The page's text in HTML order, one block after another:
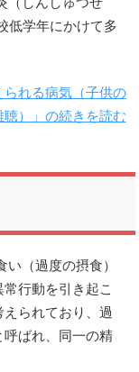
（しんしゅつせ
学年にかけて多
られる病気（子供の
聴）」の続きを読む
（過度の摂食）
行動を引き起こ
られており、過
ばれ、同一の精